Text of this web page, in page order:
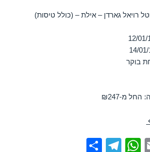
רויאל גארדן – אילת – (כולל טיסות)
בוקר
מ-₪247
במלון ישרוטל רויאל גארדן – אילת 12/01/2019
E
W
T